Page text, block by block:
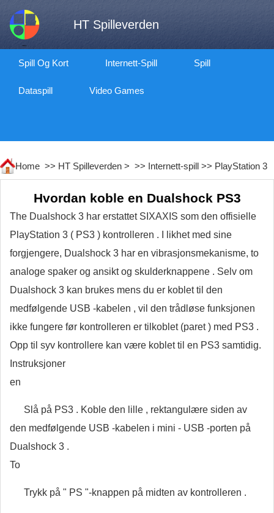
HT Spilleverden
Spill Og Kort Internett-Spill Spill
Dataspill Video Games
Home >> HT Spilleverden > >> Internett-spill >> PlayStation 3
Hvordan koble en Dualshock PS3
The Dualshock 3 har erstattet SIXAXIS som den offisielle
PlayStation 3 ( PS3 ) kontrolleren . I likhet med sine
forgjengere, Dualshock 3 har en vibrasjonsmekanisme, to
analoge spaker og ansikt og skulderknappene . Selv om
Dualshock 3 kan brukes mens du er koblet til den
medfølgende USB -kabelen , vil den trådløse funksjonen
ikke fungere før kontrolleren er tilkoblet (paret ) med PS3 .
Opp til syv kontrollere kan være koblet til en PS3 samtidig.
Instruksjoner
en
Slå på PS3 . Koble den lille , rektangulære siden av
den medfølgende USB -kabelen i mini - USB -porten på
Dualshock 3 .
To
Trykk på " PS "-knappen på midten av kontrolleren .